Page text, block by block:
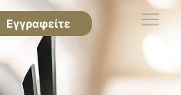
Εγγραφείτε